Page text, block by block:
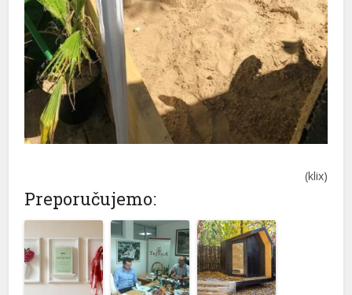
(klix)
Preporučujemo: